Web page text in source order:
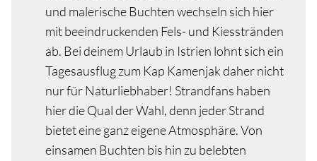
und malerische Buchten wechseln sich hier
mit beeindruckenden Fels- und Kiesstränden
ab. Bei deinem Urlaub in Istrien lohnt sich ein
Tagesausflug zum Kap Kamenjak daher nicht
nur für Naturliebhaber! Strandfans haben
hier die Qual der Wahl, denn jeder Strand
bietet eine ganz eigene Atmosphäre. Von
einsamen Buchten bis hin zu belebten